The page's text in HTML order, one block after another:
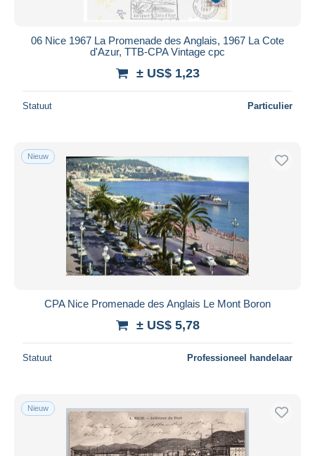
06 Nice 1967 La Promenade des Anglais, 1967 La Cote
d'Azur, TTB-CPA Vintage cpc
± US$ 1,23
Statuut Particulier
Nieuw
CPA Nice Promenade des Anglais Le Mont Boron
± US$ 5,78
Statuut Professioneel handelaar
Nieuw